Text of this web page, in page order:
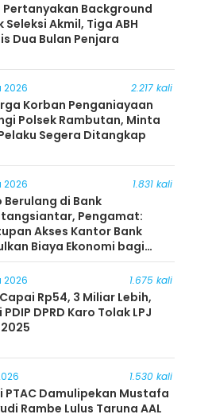
Pertanyakan Background
Seleksi Akmil, Tiga ABH
Dua Bulan Penjara
2026 2.217 kali
Korban Penganiayaan
Polsek Rambutan, Minta
Segera Ditangkap
2026 1.831 kali
Berulang di Bank
Pengamat:
Akses Kantor Bank
Biaya Ekonomi bagi
2026 1.675 kali
Rp54, 3 Miliar Lebih,
PDIP DPRD Karo Tolak LPJ
2025
1.530 kali
PTAC Damulipekan Mustafa
Rambe Lulus Taruna AAL